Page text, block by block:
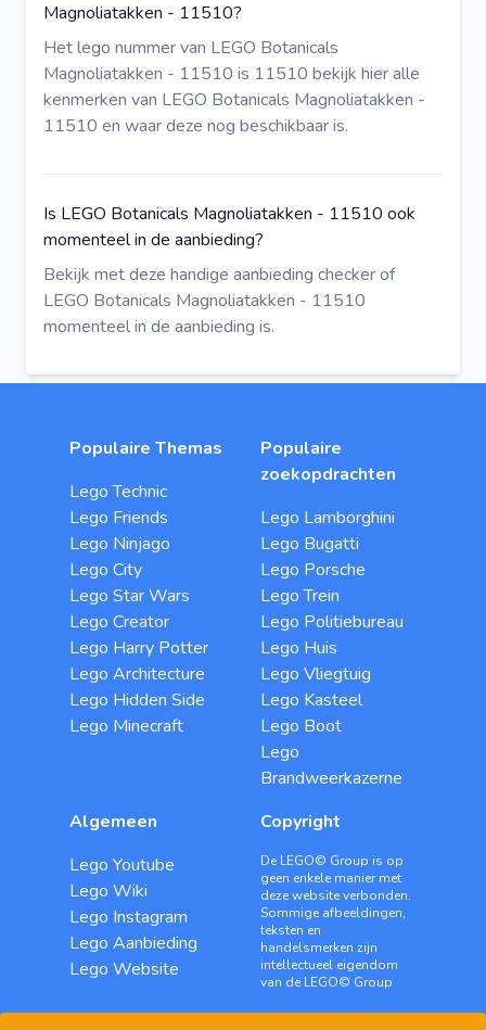
Magnoliatakken - 11510?
Het lego nummer van LEGO Botanicals
Magnoliatakken - 11510 is 11510 bekijk hieralle
kenmerken van LEGO Botanicals Magnoliatakken -
11510 en waar deze nog beschikbaar is.
Is LEGO Botanicals Magnoliatakken - 11510 ook
momenteel in de aanbieding?
Bekijk met deze handige aanbieding checkerof
LEGO Botanicals Magnoliatakken - 11510
momenteel in de aanbieding is.
Populaire Themas
Lego Technic
Lego Friends
Lego Ninjago
Lego City
Lego Star Wars
Lego Creator
Lego Harry Potter
Lego Architecture
Lego Hidden Side
Lego Minecraft
Populaire
zoekopdrachten
Lego Lamborghini
Lego Bugatti
Lego Porsche
Lego Trein
Lego Politiebureau
Lego Huis
Lego Vliegtuig
Lego Kasteel
Lego Boot
Lego
Brandweerkazerne
Algemeen
Lego Youtube
Lego Wiki
Lego Instagram
Lego Aanbieding
Lego Website
Copyright
De LEGO© Group is op
geen enkele manier met
deze website verbonden.
Sommige afbeeldingen,
teksten en
handelsmerken zijn
intellectueel eigendom
van de LEGO© Group